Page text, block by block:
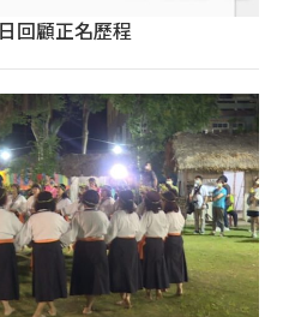
回顧正名歷程